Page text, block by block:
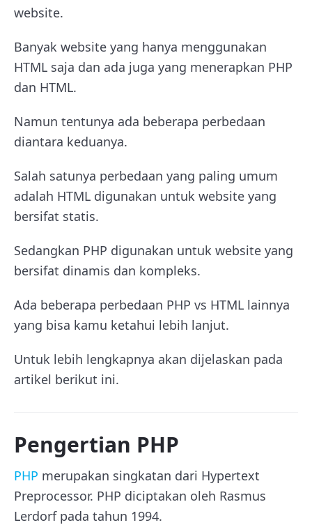
website.
Banyak website yang hanya menggunakan
HTML saja dan ada juga yang menerapkan PHP
dan HTML.
Namun tentunya ada beberapa perbedaan
diantara keduanya.
Salah satunya perbedaan yang paling umum
adalah HTML digunakan untuk website yang
bersifat statis.
Sedangkan PHP digunakan untuk website yang
bersifat dinamis dan kompleks.
Ada beberapa perbedaan PHP vs HTML lainnya
yang bisa kamu ketahui lebih lanjut.
Untuk lebih lengkapnya akan dijelaskan pada
artikel berikut ini.
Pengertian PHP
PHP merupakan singkatan dari Hypertext
Preprocessor. PHP diciptakan oleh Rasmus
Lerdorf pada tahun 1994.